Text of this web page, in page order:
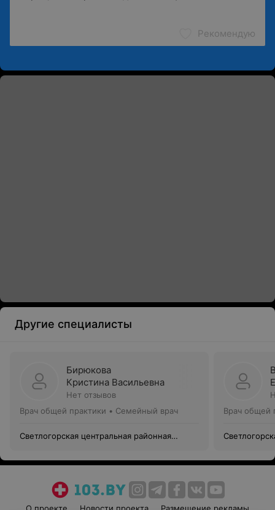
Рекомендую
Другие специалисты
Бирюкова
Кристина Васильевна
Нет отзывов
Врач общей практики • Семейный врач
Светлогорская центральная районная
Врач общей